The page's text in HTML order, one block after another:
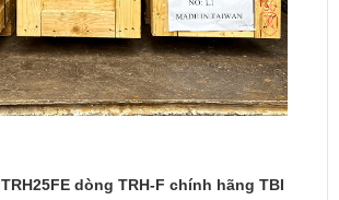
TRH25FE dòng TRH-F chính hãng TBI